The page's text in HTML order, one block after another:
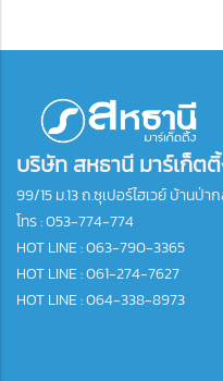
บริษัท สหธานี มาร์เก็ต
99/15 ม.13 ถ.ซุเปอร์ไฮเวย์ บ้านป่
โทร :053-774-774
HOT LINE : 063-790-3365
HOT LINE : 061-274-7627
HOT LINE : 064-338-8973